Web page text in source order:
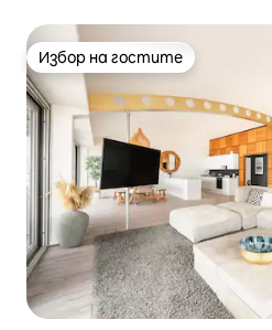
Избор на гостите
Избор на гостите